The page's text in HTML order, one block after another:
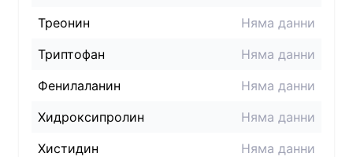
Треонин
Няма данни
Триптофан
Няма данни
Фенилаланин
Няма данни
Хидроксипролин
Няма данни
Хистидин
Няма данни